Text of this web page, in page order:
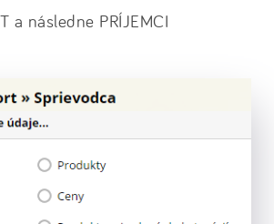
a následne PRÍJEMCI